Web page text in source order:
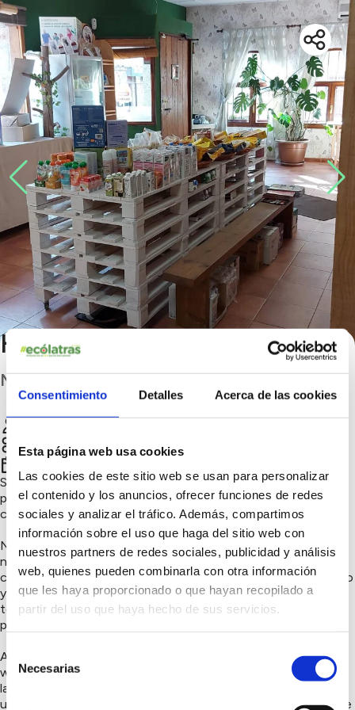
Consentimiento Detalles Acerca de las cookies
Esta página web usa cookies
Las cookies de este sitio web se usan para personalizar
el contenido y los anuncios, ofrecer funciones de redes
sociales y analizar el tráfico. Además, compartimos
información sobre el uso que haga del sitio web con
nuestros partners de redes sociales, publicidad y análisis
web, quienes pueden combinarla con otra información
que les haya proporcionado o que hayan recopilado a
partir del uso que haya hecho de sus servicios.
Selección
de
consentimiento
Necesarias
HERBOLARIO LA VID
Madrid
Consumo responsable
Somo tienda ecológica y herbolario, comercializamos
productos frescos, de proximidad y además tenemos
cosmética bio y natural.
Nuestro mobiliario está hecho con materiales reutilizables y
naturales como es la madera. Para que los clientes realicen la
compra, tenemos cestas de mimbre en lugar de las de plástico
y para que nuestros clientes se lleven la compra a casa
tenemos boslas de papel, reduciendo así el consumo de
plásticos.
Además, puedes hacer la compra a través de nuestra página
web sin tener que moverte de casa. Así también se disminuye
la huella al hacer un solo viaje con varias compras y al utilizar
un medio de transporte más amistoso con el Medio Ambiente